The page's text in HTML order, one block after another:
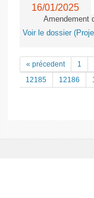
16/01/2025
Amendement
Voir le dossier
« précedent 1
12185
12186